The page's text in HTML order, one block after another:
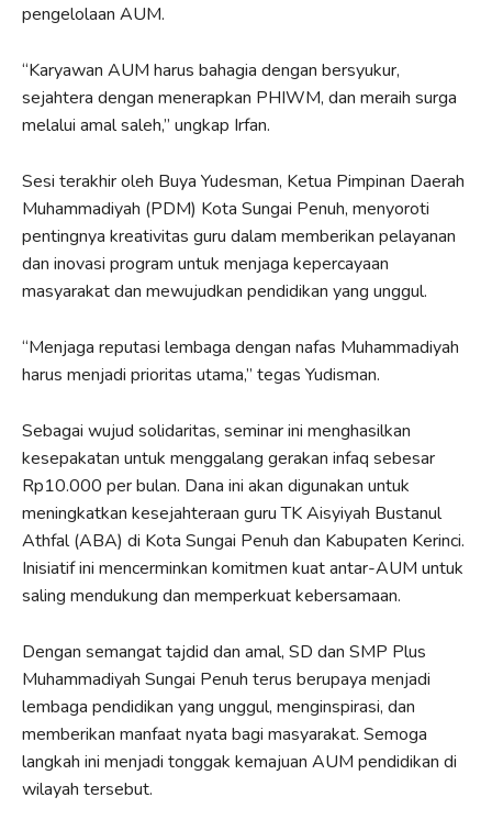
pengelolaan AUM.
“Karyawan AUM harus bahagia dengan bersyukur,
sejahtera dengan menerapkan PHIWM, dan meraih surga
melalui amal saleh,” ungkap Irfan.
Sesi terakhir oleh Buya Yudesman, Ketua Pimpinan Daerah
Muhammadiyah (PDM) Kota Sungai Penuh, menyoroti
pentingnya kreativitas guru dalam memberikan pelayanan
dan inovasi program untuk menjaga kepercayaan
masyarakat dan mewujudkan pendidikan yang unggul.
“Menjaga reputasi lembaga dengan nafas Muhammadiyah
harus menjadi prioritas utama,” tegas Yudisman.
Sebagai wujud solidaritas, seminar ini menghasilkan
kesepakatan untuk menggalang gerakan infaq sebesar
Rp10.000 per bulan. Dana ini akan digunakan untuk
meningkatkan kesejahteraan guru TK Aisyiyah Bustanul
Athfal (ABA) di Kota Sungai Penuh dan Kabupaten Kerinci.
Inisiatif ini mencerminkan komitmen kuat antar-AUM untuk
saling mendukung dan memperkuat kebersamaan.
Dengan semangat tajdid dan amal, SD dan SMP Plus
Muhammadiyah Sungai Penuh terus berupaya menjadi
lembaga pendidikan yang unggul, menginspirasi, dan
memberikan manfaat nyata bagi masyarakat. Semoga
langkah ini menjadi tonggak kemajuan AUM pendidikan di
wilayah tersebut.